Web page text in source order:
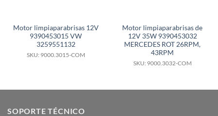
Motor limpiaparabrisas 12V
9390453015 VW
3259551132
SKU: 9000.3015-COM
Motor limpiaparabrisas de
12V 35W 9390453032
MERCEDES ROT 26RPM,
43RPM
SKU: 9000.3032-COM
SOPORTE TÉCNICO